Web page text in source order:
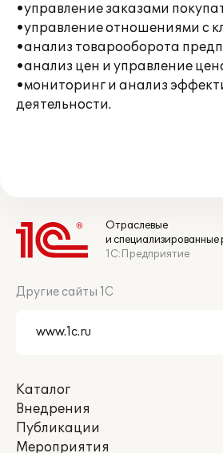
•управление заказами
•управление отношениями с
•анализ товарооборота
•анализ цен и управление
•мониторинг и анализ
деятельности.
Отраслевые
и специализированные
1С:Предприятие
Другие сайты 1С
Каталог
Внедрения
Публикации
Мероприятия